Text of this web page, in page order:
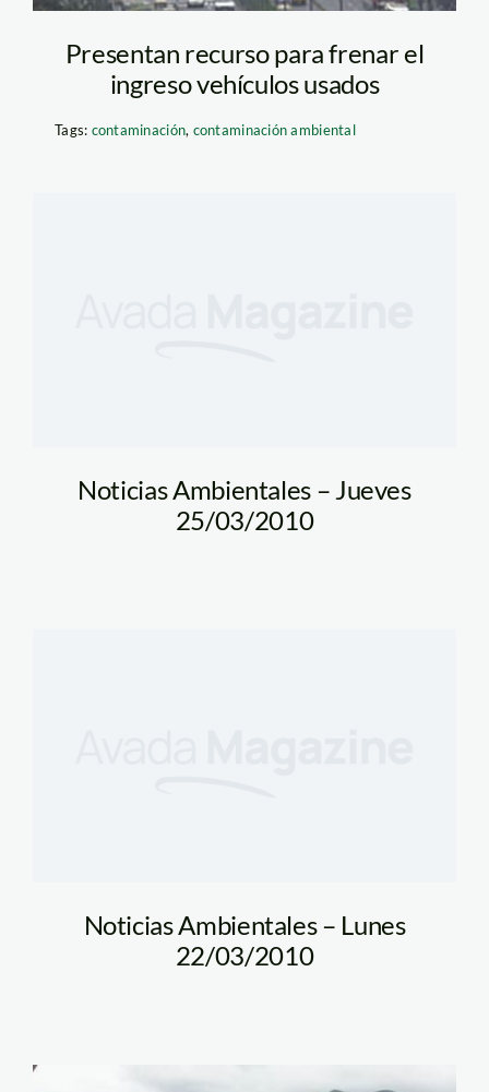
Presentan recurso para frenar el
ingreso vehículos usados
Tags: contaminación, contaminación ambiental
Noticias Ambientales – Jueves
25/03/2010
Noticias Ambientales – Lunes
22/03/2010